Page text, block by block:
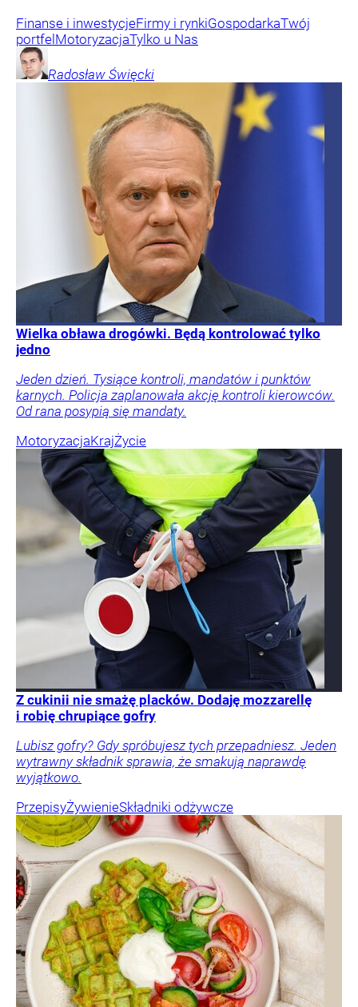
Finanse i inwestycjeFirmy i rynkiGospodarkaTwój
portfel MotoryzacjaTylko u Nas
Radosław Święcki
Wielka obława drogówki. Będą kontrolować tylko
jedno
Jeden dzień. Tysiące kontroli, mandatów i punktów
karnych. Policja zaplanowała akcję kontroli kierowców.
Od rana posypią się mandaty.
MotoryzacjaKrajŻycie
Z cukinii nie smażę placków. Dodaję mozzarellę
i robię chrupiące gofry
Lubisz gofry? Gdy spróbujesz tych przepadniesz. Jeden
wytrawny składnik sprawia, że smakują naprawdę
wyjątkowo.
PrzepisyŻywienieSkładniki odżywcze